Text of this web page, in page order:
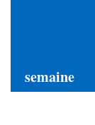
semaine